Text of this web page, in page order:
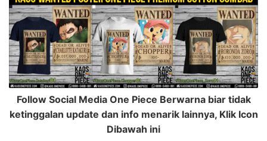
Follow Social Media One Piece Berwarna biar tidak
ketinggalan update dan info menarik lainnya, Klik Icon
Dibawah ini